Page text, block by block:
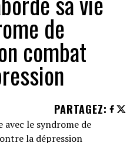
de
combat
PARTAGEZ: